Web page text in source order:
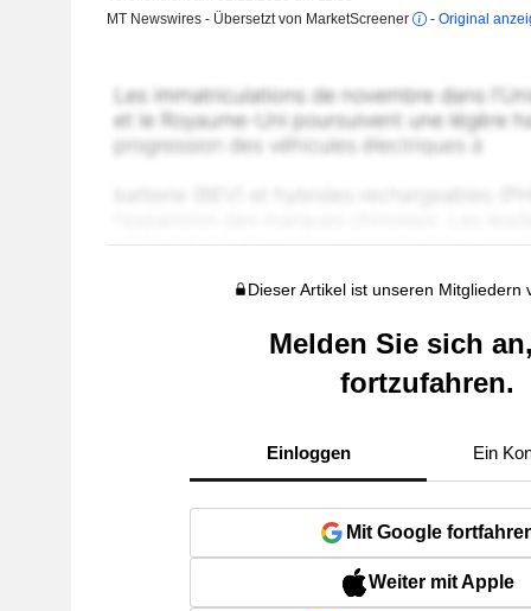
MT Newswires - Übersetzt von MarketScreener
- Original
Dieser Artikel ist unseren Mitgliedern
Melden Sie sich
fortzufahren.
Einloggen Ein
Mit Google
Weiter mit Apple